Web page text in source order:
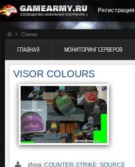
Регистрация
Скины
ГЛАВНАЯ МОНИТОРИНГ СЕРВЕРОВ
VISOR COLOURS
Игра: COUNTER-STRIKE: SOURCE